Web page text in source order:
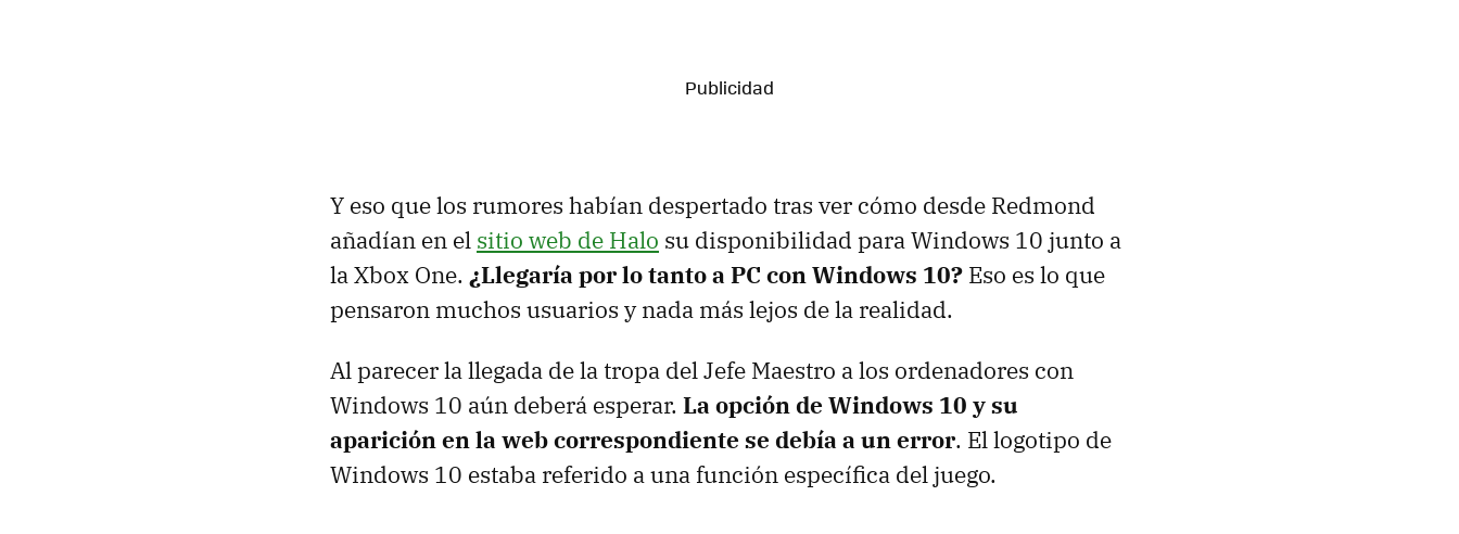
Y eso que los rumores habían despertado tras ver cómo desde Redmond
añadían en el sitio web de Halo su disponibilidad para Windows 10 junto a
la Xbox One. ¿Llegaría por lo tanto a PC con Windows 10? Eso es lo que
pensaron muchos usuarios y nada más lejos de la realidad.
Al parecer la llegada de la tropa del Jefe Maestro a los ordenadores con
Windows 10 aún deberá esperar. La opción de Windows 10 y su
aparición en la web correspondiente se debía a un error. El logotipo de
Windows 10 estaba referido a una función específica del juego.